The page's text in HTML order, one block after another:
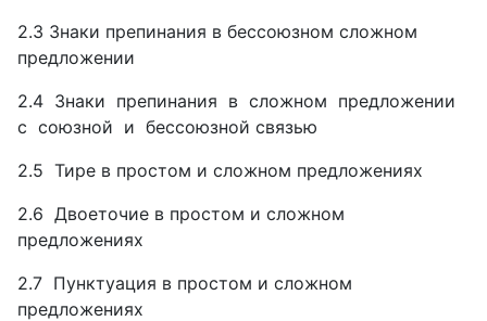
2.3 Знаки препинания в бессоюзном сложном
предложении
2.4 Знаки препинания в сложном предложении
с союзной и бессоюзной связью
2.5 Тире в простом и сложном предложениях
2.6 Двоеточие в простом и сложном
предложениях
2.7 Пунктуация в простом и сложном
предложениях